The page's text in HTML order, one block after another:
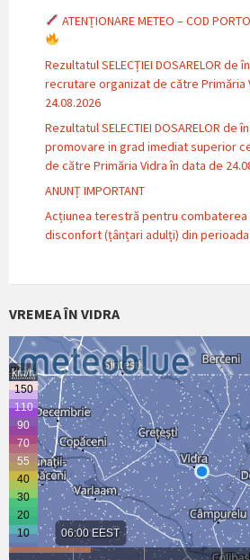
ATENȚIONARE METEO – COD
Rezultatul SELECȚIEI DOSARELOR
recrutare organizat de către Primăria
24.08.2026
Rezultatul SELECTIEI DOSARELOR
promovare in grad imediat superior
de către Primăria Vidra în data de
ANUNȚ IMPORTANT
Acțiunea terestră pentru
disconfort (țânțari adulți) din perioada
VREMEA ÎN VIDRA